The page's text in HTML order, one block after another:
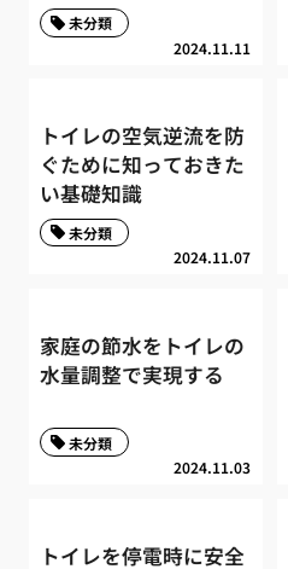
2024.11.11
未分類
トイレの空気逆流を防
ぐために知っておきた
い基礎知識
2024.11.07
未分類
家庭の節水をトイレの
水量調整で実現する
2024.11.03
未分類
トイレを停電時に安全